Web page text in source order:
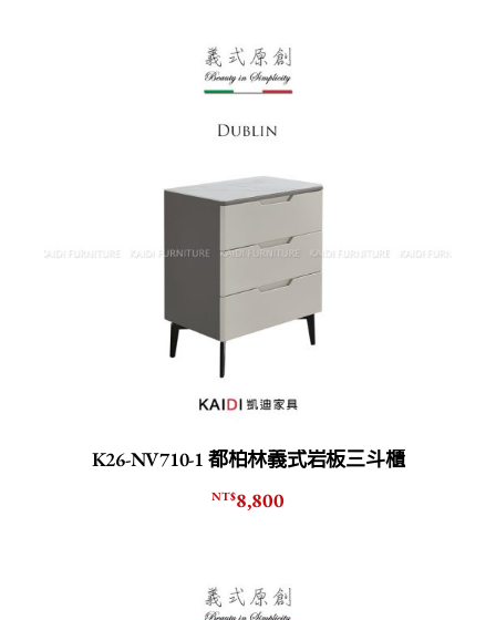
K26-NV710-1 都柏林義式岩板三斗櫃
NT$8,800